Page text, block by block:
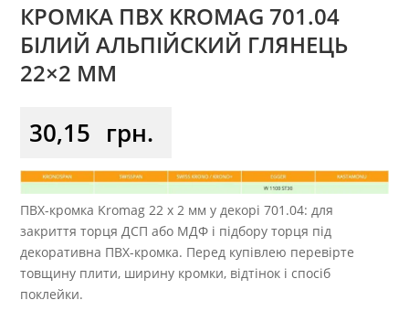
КРОМКА ПВХ KROMAG 701.04
БІЛИЙ АЛЬПІЙСКИЙ ГЛЯНЕЦЬ
22×2 ММ
30,15 грн.
ПВХ-кромка Kromag 22 x 2 мм у декорі 701.04: для
закриття торця ДСП або МДФ і підбору торця під
декоративна ПВХ-кромка. Перед купівлею перевірте
товщину плити, ширину кромки, відтінок і спосіб
поклейки.